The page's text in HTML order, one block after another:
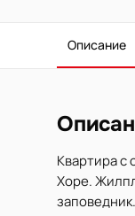
Описание
Квартира с
Хоре.